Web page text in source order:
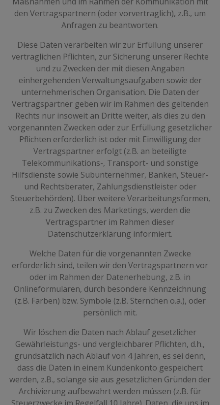
den Vertragspartnern (oder vorvertraglich), z.B., um
Anfragen zu beantworten.
Diese Daten verarbeiten wir zur Erfüllung unserer
vertraglichen Pflichten, zur Sicherung unserer Rechte
und zu Zwecken der mit diesen Angaben
einhergehenden Verwaltungsaufgaben sowie der
unternehmerischen Organisation. Die Daten der
Vertragspartner geben wir im Rahmen des geltenden
Rechts nur insoweit an Dritte weiter, als dies zu den
vorgenannten Zwecken oder zur Erfüllung gesetzlicher
Pflichten erforderlich ist oder mit Einwilligung der
Vertragspartner erfolgt (z.B. an beteiligte
Telekommunikations-, Transport- und sonstige
Hilfsdienste sowie Subunternehmer, Banken, Steuer-
und Rechtsberater, Zahlungsdienstleister oder
Steuerbehörden). Über weitere Verarbeitungsformen,
z.B. zu Zwecken des Marketings, werden die
Vertragspartner im Rahmen dieser
Datenschutzerklärung informiert.
Welche Daten für die vorgenannten Zwecke
erforderlich sind, teilen wir den Vertragspartnern vor
oder im Rahmen der Datenerhebung, z.B. in
Onlineformularen, durch besondere Kennzeichnung
(z.B. Farben) bzw. Symbole (z.B. Sternchen o.ä.), oder
persönlich mit.
Wir löschen die Daten nach Ablauf gesetzlicher
Gewährleistungs- und vergleichbarer Pflichten, d.h.,
grundsätzlich nach Ablauf von 4 Jahren, es sei denn,
dass die Daten in einem Kundenkonto gespeichert
werden, z.B., solange sie aus gesetzlichen Gründen der
Archivierung aufbewahrt werden müssen (z.B. für